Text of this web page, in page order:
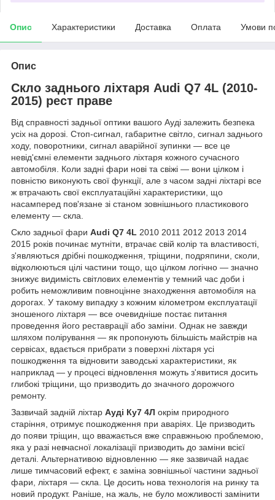
Опис Характеристики Доставка Оплата Умови
Опис
Скло заднього ліхтаря Audi Q7 4L (2010-
2015) рест праве
Від справності задньої оптики вашого Ауді залежить безпека
усіх на дорозі. Стоп-сигнал, габаритне світло, сигнал заднього
ходу, поворотники, сигнал аварійної зупинки — все це
невід'ємні елементи заднього ліхтаря кожного сучасного
автомобіля. Коли задні фари нові та свіжі — вони цілком і
повністю виконують свої функції, але з часом задні ліхтарі все
ж втрачають свої експлуатаційні характеристики, що
насамперед пов'язане зі станом зовнішнього пластикового
елементу — скла.
Скло задньої фари Audi Q7 4L 2010 2011 2012 2013 2014
2015 років починає мутніти, втрачає свій колір та властивості,
з'являються дрібні пошкодження, тріщини, подряпини, сколи,
відколюються цілі частини тощо, що цілком логічно — значно
знижує видимість світлових елементів у темний час доби і
робить неможливим повноцінне знаходження автомобіля на
дорогах. У такому випадку з кожним кілометром експлуатації
зношеного ліхтаря — все очевидніше постає питання
проведення його реставрації або заміни. Однак не завжди
шляхом полірування — як пропонують більшість майстрів на
сервісах, вдається прибрати з поверхні ліхтаря усі
пошкодження та відновити заводські характеристики, як
наприклад — у процесі відновлення можуть з'явитися досить
глибокі тріщини, що призводить до значного дорожчого
ремонту.
Зазвичай задній ліхтар Ауді Ку7 4Л окрім природного
старіння, отримує пошкодження при аваріях. Це призводить
до появи тріщин, що вважається вже справжньою проблемою,
яка у разі невчасної локалізації призводить до заміни всієї
деталі. Альтернативою відновленню — яке зазвичай надає
лише тимчасовий ефект, є заміна зовнішньої частини задньої
фари, ліхтаря — скла. Це досить нова технологія на ринку та
новий продукт. Раніше, на жаль, не було можливості замінити